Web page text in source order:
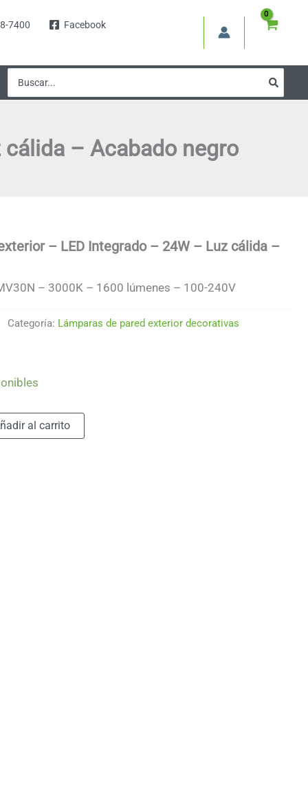
7400
Facebook
por:
– Acabado negro
– LED Integrado – 24W – Luz cálida –
– 3000K – 1600 lúmenes – 100-240V
Categoría: Lámparas de pared exterior decorativas
al carrito